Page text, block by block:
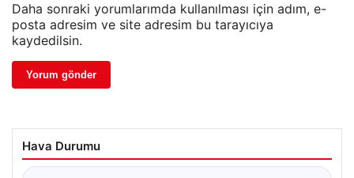
Daha sonraki yorumlarımda kullanılması için adım, e-
posta adresim ve site adresim bu tarayıcıya
kaydedilsin.
Hava Durumu